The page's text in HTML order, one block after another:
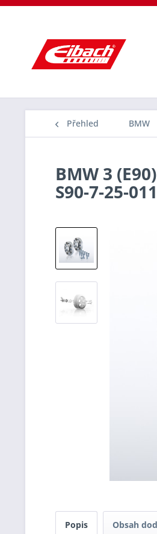
Přehled BMW
BMW 3
S90-7-25-
Popis Obsah